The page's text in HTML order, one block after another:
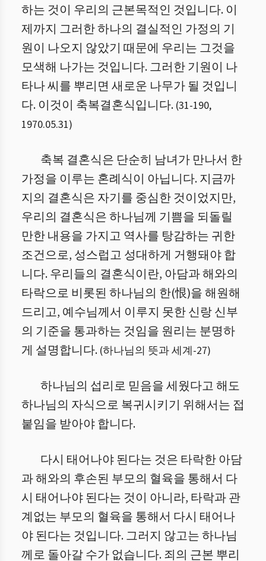
하는 것이 우리의 근본목적인 것입니다. 이
제까지 그러한 하나의 결실적인 가정의 기
원이 나오지 않았기 때문에 우리는 그것을
모색해 나가는 것입니다. 그러한 기원이 나
타나 씨를 뿌리면 새로운 나무가 될 것입니
다. 이것이 축복결혼식입니다. (31-190,
1970.05.31)
축복 결혼식은 단순히 남녀가 만나서 한
가정을 이루는 혼례식이 아닙니다. 지금까
지의 결혼식은 자기를 중심한 것이었지만,
우리의 결혼식은 하나님께 기쁨을 되돌릴
만한 내용을 가지고 역사를 탕감하는 귀한
조건으로, 성스럽고 성대하게 거행돼야 합
니다. 우리들의 결혼식이란, 아담과 해와의
타락으로 비롯된 하나님의 한(恨)을 해원해
드리고, 예수님께서 이루지 못한 신랑 신부
의 기준을 통과하는 것임을 원리는 분명하
게 설명합니다. (하나님의 뜻과 세계-27)
하나님의 섭리로 믿음을 세웠다고 해도
하나님의 자식으로 복귀시키기 위해서는 접
붙임을 받아야 합니다.
다시 태어나야 된다는 것은 타락한 아담
과 해와의 후손된 부모의 혈육을 통해서 다
시 태어나야 된다는 것이 아니라, 타락과 관
계없는 부모의 혈육을 통해서 다시 태어나
야 된다는 것입니다. 그러지 않고는 하나님
께로 돌아갈 수가 없습니다. 죄의 근본 뿌리